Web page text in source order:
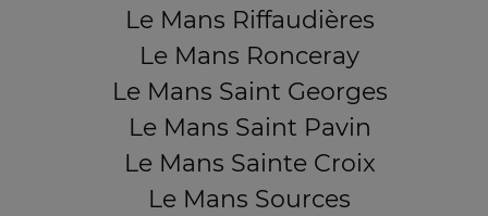
Le Mans Riffaudières
Le Mans Ronceray
Le Mans Saint Georges
Le Mans Saint Pavin
Le Mans Sainte Croix
Le Mans Sources